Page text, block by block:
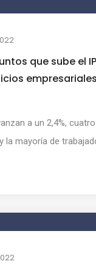
que sube el
a un 2,4%,
la mayoría de